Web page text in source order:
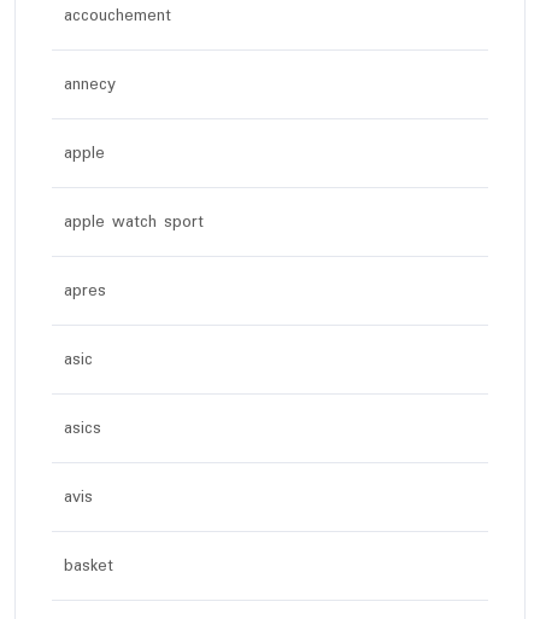
accouchement
annecy
apple
apple watch sport
apres
asic
asics
avis
basket